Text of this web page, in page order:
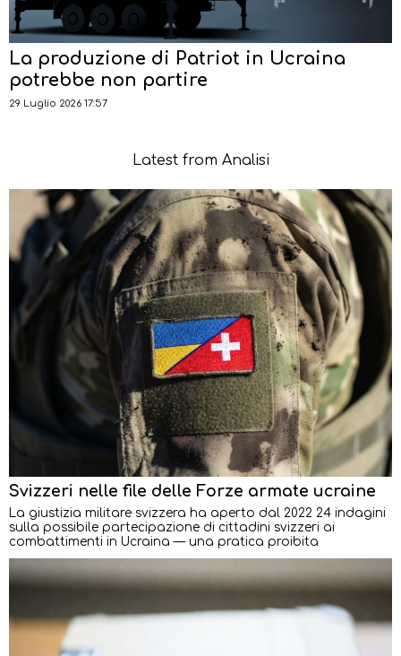
La produzione di Patriot in Ucraina
potrebbe non partire
29 Luglio 2026 17:57
Latest from Analisi
Svizzeri nelle file delle Forze armate ucraine
La giustizia militare svizzera ha aperto dal 2022 24 indagini
sulla possibile partecipazione di cittadini svizzeri ai
combattimenti in Ucraina — una pratica proibita